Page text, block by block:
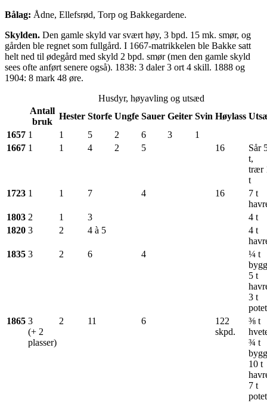
Bålag: Ådne, Ellefsrød, Torp og Bakkegardene.
Skylden. Den gamle skyld var svært høy, 3 bpd. 15 mk. smør, og
gården ble regnet som fullgård. I 1667-matrikkelen ble Bakke satt
helt ned til ødegård med skyld 2 bpd. smør (men den gamle skyld
sees ofte anført senere også). 1838: 3 daler 3 ort 4 skill. 1888 og
1904: 8 mark 48 øre.
Husdyr, høyavling og utsæd
Antall
bruk
Hester Storfe Ungfe Sauer Geiter Svin Høylass
1657 1 1 5 2 6 3
1
1667 1 1 4 2 5 16
Sår
t,
trær
t
1723 1 1 7 4 16
7 t
1803 2 1 3
4 t
1820 3 2 4 à 5
4 t
1835 3 2 6 4
¼ t
5 t
3 t
1865 3
(+ 2
plasser)
2 11 6
122
skpd.
⅜ t
¾ t
10 t
7 t